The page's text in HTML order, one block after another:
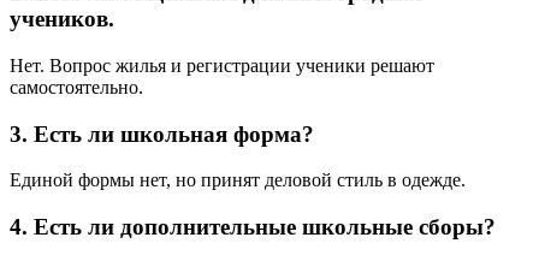
учеников.
Нет. Вопрос жилья и регистрации ученики решают
самостоятельно.
3. Есть ли школьная форма?
Единой формы нет, но принят деловой стиль в одежде.
4. Есть ли дополнительные школьные сборы?